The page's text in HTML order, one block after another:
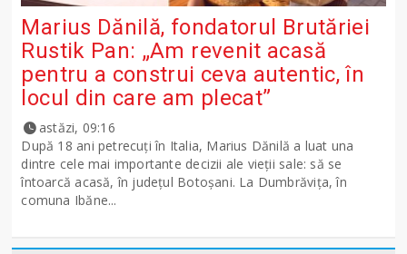
Marius Dănilă, fondatorul Brutăriei
Rustik Pan: „Am revenit acasă
pentru a construi ceva autentic, în
locul din care am plecat”
astăzi, 09:16
După 18 ani petrecuți în Italia, Marius Dănilă a luat una
dintre cele mai importante decizii ale vieții sale: să se
întoarcă acasă, în județul Botoșani. La Dumbrăvița, în
comuna Ibăne...